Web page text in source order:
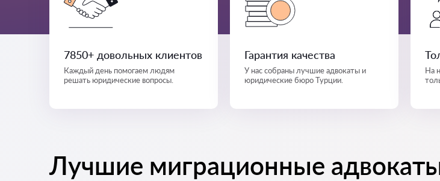
7850+ довольных клиентов
Каждый день помогаем людям
решать юридические вопросы.
Гарантия качества
У нас собраны лучшие адвокаты и
юридические бюро Турции.
На
Лучшие миграционные